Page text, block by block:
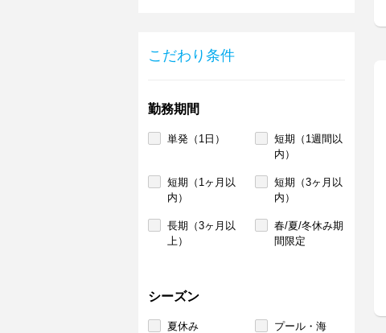
こだわり条件
勤務期間
単発（1日）
短期（1週間以
内）
短期（1ヶ月以
内）
短期（3ヶ月以
内）
長期（3ヶ月以
上）
春/夏/冬休み期
間限定
シーズン
夏休み プール・海